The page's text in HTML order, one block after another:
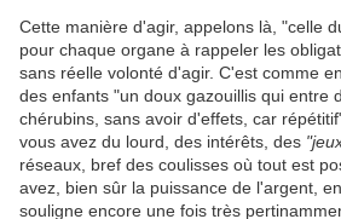
Cette manière d'agir, appelons là, "celle
pour chaque organe à rappeler les
sans réelle volonté d'agir. C'est comme
des enfants "un doux gazouillis qui entre
chérubins, sans avoir d'effets, car
vous avez du lourd, des intérêts, des
réseaux, bref des coulisses où tout est
avez, bien sûr la puissance de l'argent,
souligne encore une fois très